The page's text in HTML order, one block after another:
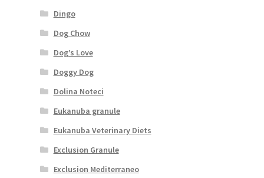
Dingo
Dog Chow
Dog’s Love
Doggy Dog
Dolina Noteci
Eukanuba granule
Eukanuba Veterinary Diets
Exclusion Granule
Exclusion Mediterraneo